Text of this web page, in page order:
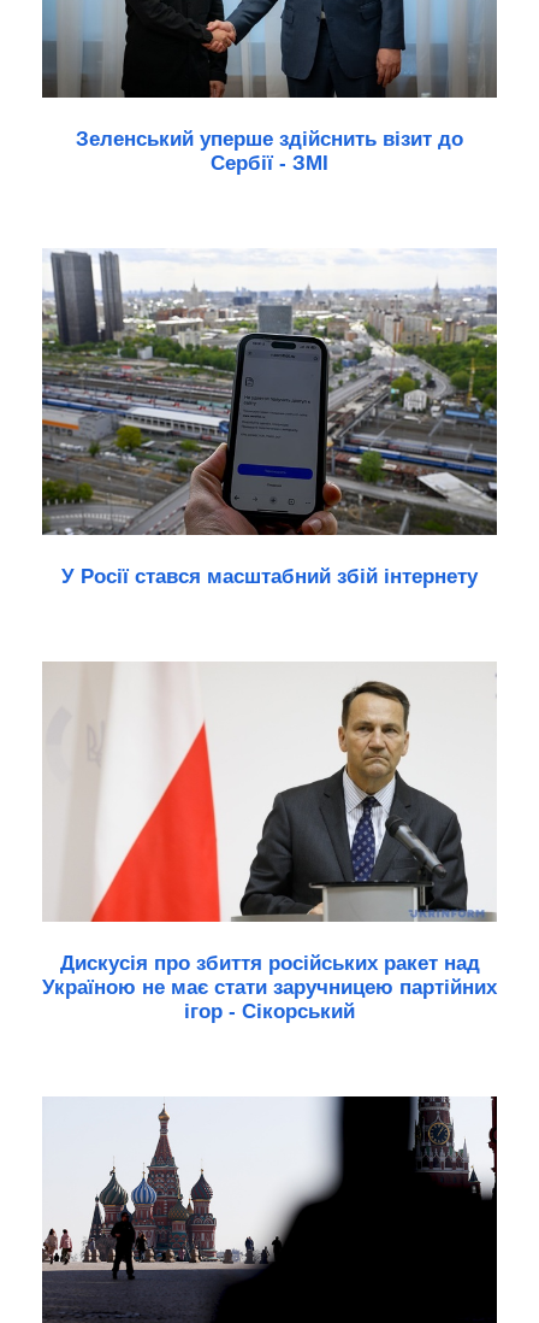
Зеленський уперше здійснить візит до
Сербії - ЗМІ
У Росії стався масштабний збій інтернету
Дискусія про збиття російських ракет над
Україною не має стати заручницею партійних
ігор - Сікорський